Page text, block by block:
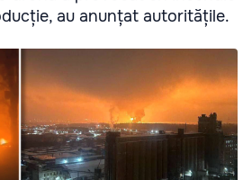
au anunțat autoritățile.